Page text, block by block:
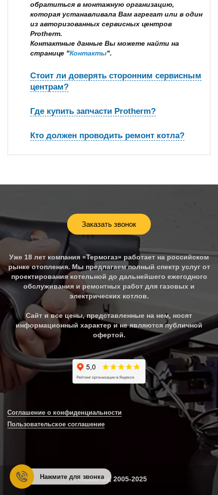
обратиться в монтажную организацию,
которая устанавливала Вам агрегат или в один
из авторизованных сервисных центров
Protherm.
Контактные данные Вы можете найти на
странице "Контакты".
Стоит ли доверять сторонним сервисным
центрам?
Где купить запчасти Protherm?
Кто должен проводить ремонт котла?
Заказать звонок
Уже 18 лет компания «Термогаз» работает на российском
рынке отопления. Мы предлагаем полный спектр услуг от
проектирования котельной до дальнейшего ежегодного
обслуживания и ремонтных работ для газовых и
электрических котлов.
Сайт и все цены, представленные на нем, носят
информационный характер и не являются публичной
офертой.
Соглашение о конфиденциальности
Пользовательское соглашение
© Термогаз, 2005-2025
Нажмите для звонка